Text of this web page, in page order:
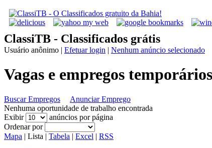
ClassiTB - Classificados grátis
Usuário anônimo | Efetuar login | Nenhum anúncio selecionado
Vagas e empregos
Buscar Empregos
Anunciar Emprego
Nenhuma oportunidade de trabalho encontrada
Exibir
anúncios por página
Ordenar por
Mapa | Lista | Tabela | Excel | RSS